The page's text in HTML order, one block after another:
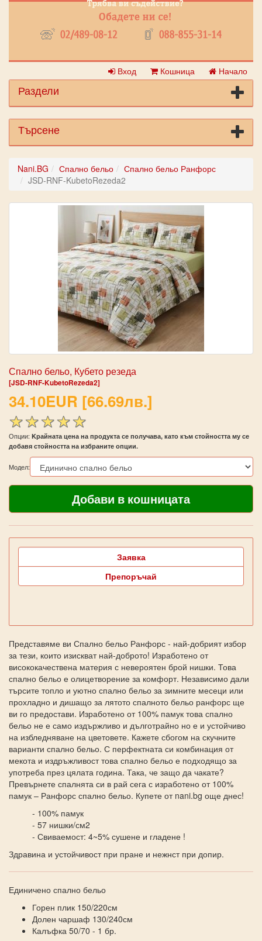
Вход Кошница Начало
Раздели
Търсене
Nani.BG Спално бельо
Спално бельо Ранфорс
JSD-RNF-KubetoRezeda2
Спално бельо, Кубето резеда
[JSD-RNF-KubetoRezeda2]
34.10EUR [66.69лв.]
Опции: Kрайната цена на продукта се получава, като към стойността му се
добавя стойността на избраните опции.
Модел:
Заявка
Препоръчай
Представяме ви Спално бельо Ранфорс - най-добрият избор
за тези, които изискват най-доброто! Изработено от
висококачествена материя с невероятен брой нишки. Това
спално бельо е олицетворение за комфорт. Независимо дали
търсите топло и уютно спално бельо за зимните месеци или
прохладно и дишащо за лятото спалното бельо ранфорс ще
ви го предостави. Изработено от 100% памук това спално
бельо не е само издържливо и дълготрайно но е и устойчиво
на избледняване на цветовете. Кажете сбогом на скучните
варианти спално бельо. С перфектната си комбинация от
мекота и издръжливост това спално бельо е подходящо за
употреба през цялата година. Така, че защо да чакате?
Превърнете спалнята си в рай сега с изработено от 100%
памук – Ранфорс спално бельо. Купете от nani.bg още днес!
- 100% памук
- 57 нишки/см2
- Свиваемост: 4~5% сушене и гладене !
Здравина и устойчивост при пране и нежнст при допир.
Единичено спално бельо
Горен плик 150/220см
Долен чаршаф 130/240см
Калъфка 50/70 - 1 бр.